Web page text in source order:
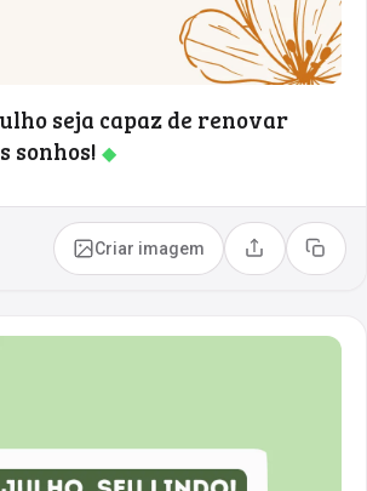
seja capaz de renovar
sonhos! ◆
Criar imagem Compartilhar
Copiar